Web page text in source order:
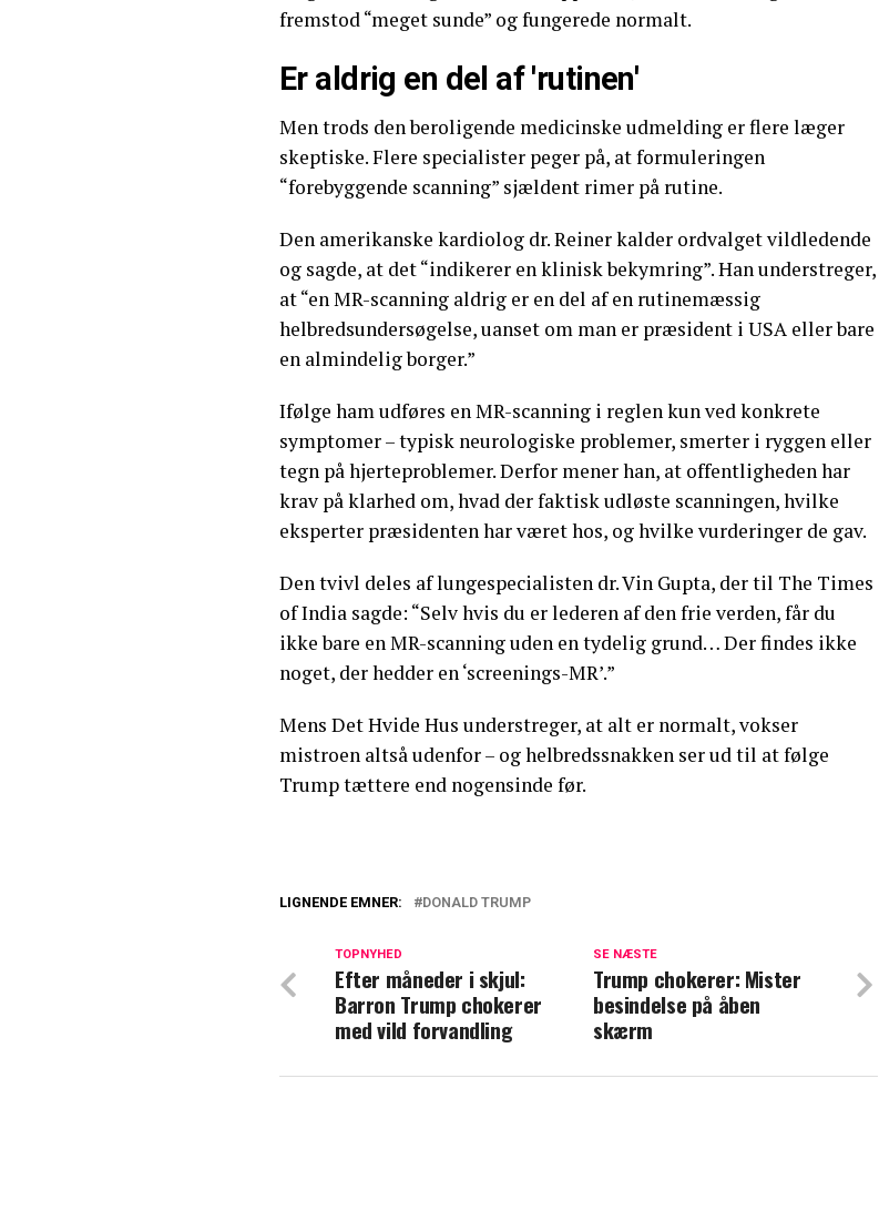
fremstod “meget sunde” og fungerede normalt.
Er aldrig en del af 'rutinen'
Men trods den beroligende medicinske udmelding er flere læger
skeptiske. Flere specialister peger på, at formuleringen
“forebyggende scanning” sjældent rimer på rutine.
Den amerikanske kardiolog dr. Reiner kalder ordvalget vildledende
og sagde, at det “indikerer en klinisk bekymring”. Han understreger,
at “en MR-scanning aldrig er en del af en rutinemæssig
helbredsundersøgelse, uanset om man er præsident i USA eller bare
en almindelig borger.”
Ifølge ham udføres en MR-scanning i reglen kun ved konkrete
symptomer – typisk neurologiske problemer, smerter i ryggen eller
tegn på hjerteproblemer. Derfor mener han, at offentligheden har
krav på klarhed om, hvad der faktisk udløste scanningen, hvilke
eksperter præsidenten har været hos, og hvilke vurderinger de gav.
Den tvivl deles af lungespecialisten dr. Vin Gupta, der til The Times
of India sagde: “Selv hvis du er lederen af den frie verden, får du
ikke bare en MR-scanning uden en tydelig grund… Der findes ikke
noget, der hedder en ‘screenings-MR’.”
Mens Det Hvide Hus understreger, at alt er normalt, vokser
mistroen altså udenfor – og helbredssnakken ser ud til at følge
Trump tættere end nogensinde før.
sig'
Mette Frederiksen ønsker Trump tillykke: Her er hendes
ord
LIGNENDE EMNER: DONALD TRUMP
SE NÆSTE
Trump chokerer: Mister
besindelse på åben
skærm
TOPNYHED
Efter måneder i skjul:
Barron Trump chokerer
med vild forvandling